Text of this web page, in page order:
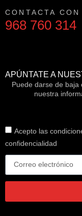
CONTACTA
968 760 314
APÚNTATE A
Puede darse de baja
nuestra
Acepto las
confidencialidad